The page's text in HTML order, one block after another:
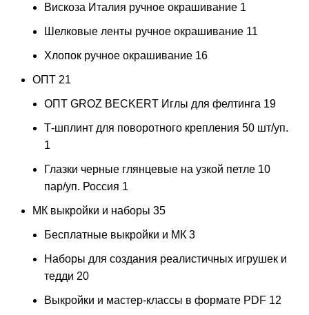
Вискоза Италия ручное окрашивание 1
Шелковые ленты ручное окрашивание 11
Хлопок ручное окрашивание 16
ОПТ 21
ОПТ GROZ BECKERT Иглы для фелтинга 19
Т-шплинт для поворотного крепления 50 шт/уп.
1
Глазки черные глянцевые на узкой петле 10
пар/уп. Россия 1
МК выкройки и наборы 35
Бесплатные выкройки и МК 3
Наборы для создания реалистичных игрушек и
тедди 20
Выкройки и мастер-классы в формате PDF 12